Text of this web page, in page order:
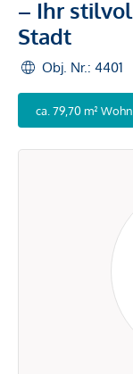
– Ihr
Stadt
Obj. Nr.: 4401
ca. 79,70 m²